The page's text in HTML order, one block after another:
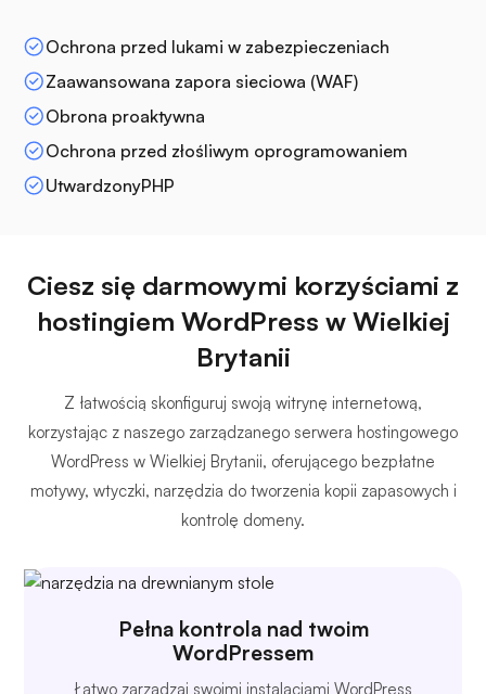
Ochrona przed lukami w zabezpieczeniach
Zaawansowana zapora sieciowa (WAF)
Obrona proaktywna
Ochrona przed złośliwym oprogramowaniem
UtwardzonyPHP
Ciesz się darmowymi korzyściami z
hostingiem WordPress w Wielkiej
Brytanii
Z łatwością skonfiguruj swoją witrynę internetową,
korzystając z naszego zarządzanego serwera hostingowego
WordPress w Wielkiej Brytanii, oferującego bezpłatne
motywy, wtyczki, narzędzia do tworzenia kopii zapasowych i
kontrolę domeny.
Pełna kontrola nad twoim
WordPressem
Łatwo zarządzaj swoimi instalacjami WordPress